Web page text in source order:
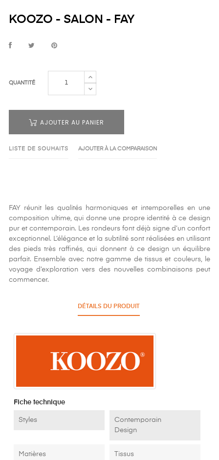
KOOZO - SALON - FAY
QUANTITÉ
AJOUTER AU PANIER
LISTE DE SOUHAITS AJOUTER À LA COMPARAISON
FAY réunit les qualités harmoniques et intemporelles en une
composition ultime, qui donne une propre identité à ce design
pur et contemporain. Les rondeurs font déjà signe d’un confort
exceptionnel. L’élégance et la subtilité sont réalisées en utilisant
des pieds très raffinés, qui donnent à ce design un équilibre
parfait. Ensemble avec notre gamme de tissus et couleurs, le
voyage d’exploration vers des nouvelles combinaisons peut
commencer.
DÉTAILS DU PRODUIT
Fiche technique
Styles
Contemporain
Design
Matières Tissus